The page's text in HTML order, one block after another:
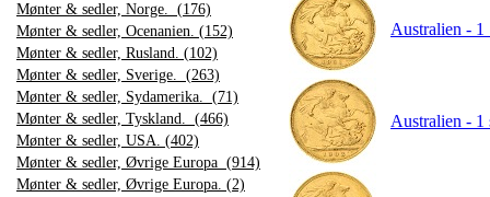
Mønter & sedler, Norge. (176)
Mønter & sedler, Ocenanien. (152)
Mønter & sedler, Rusland. (102)
Mønter & sedler, Sverige. (263)
Mønter & sedler, Sydamerika. (71)
Mønter & sedler, Tyskland. (466)
Mønter & sedler, USA. (402)
Mønter & sedler, Øvrige Europa (914)
Mønter & sedler, Øvrige Europa. (2)
Australien -
Australien -